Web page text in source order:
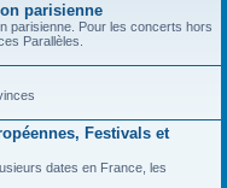
parisienne
parisienne. Pour les concerts hors
Parallèles.
Festivals et
dates en France, les